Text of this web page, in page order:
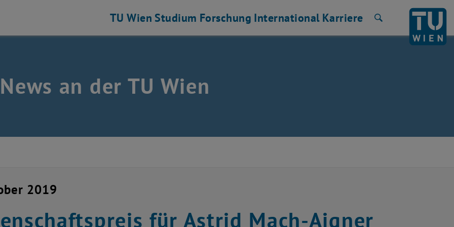
TU Wien Studium Forschung International Karriere
an der TU Wien
2019
für Astrid Mach-Aigner